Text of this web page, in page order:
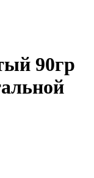
90гр